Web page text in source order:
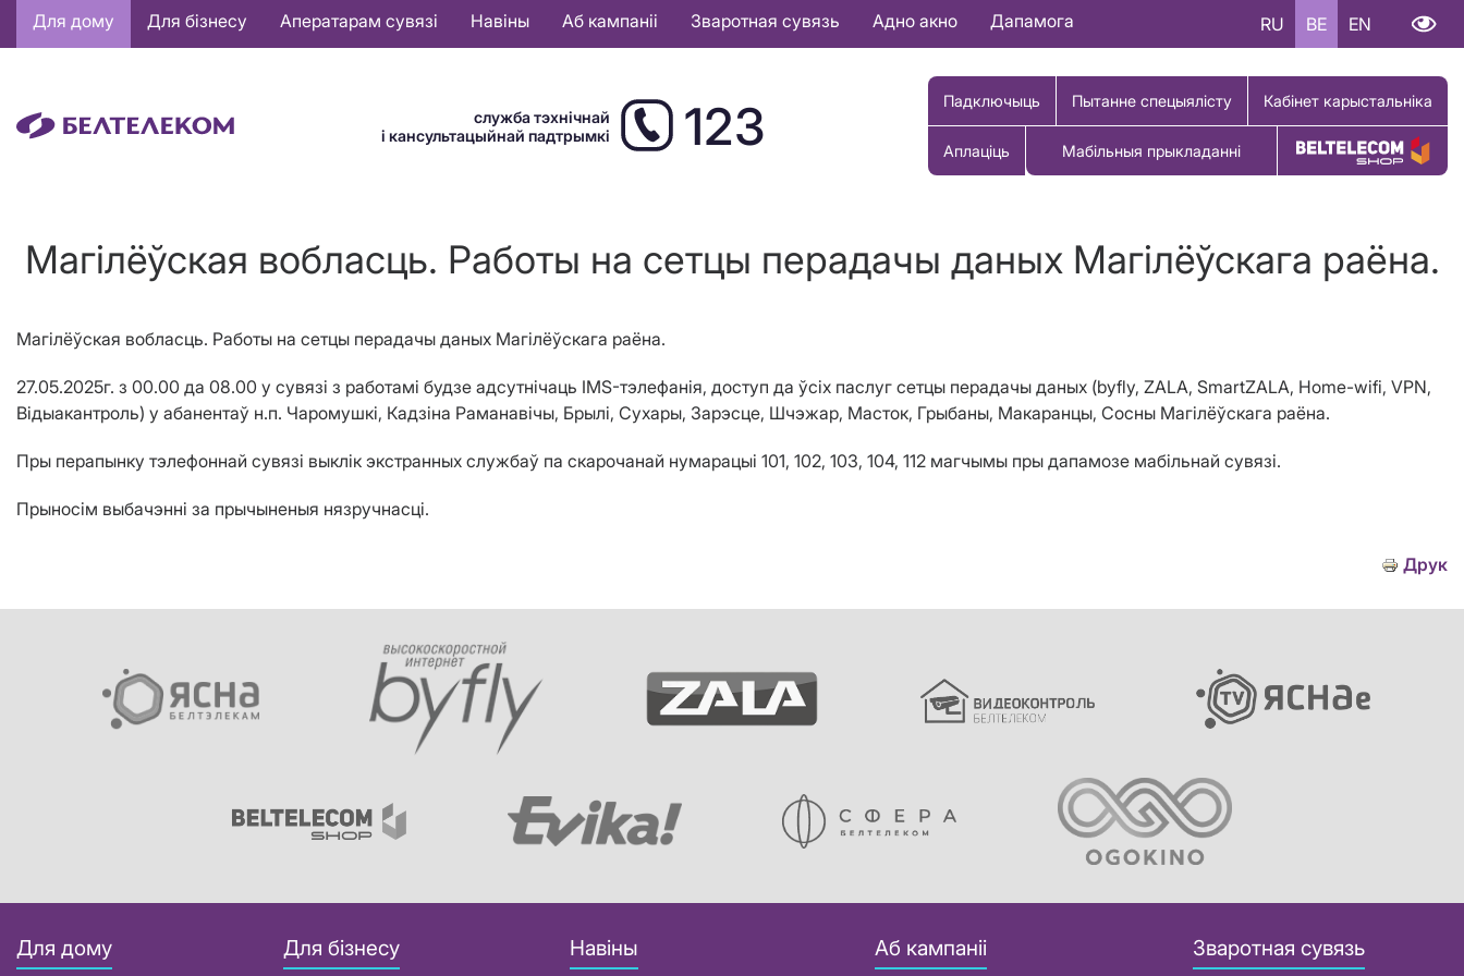
Основная
навигация
Для дому Для бізнесу Аператарам сувязі Навіны Аб кампаніі Зваротная сувязь Адно акно Дапамога RU BE EN
служба тэхнічнай
і кансультацыйнай падтрымкі
123 Падключыць Пытанне спецыялісту Кабінет карыстальніка
Аплаціць Мабільныя прыкладанні Купіць тавар
Магілёўская вобласць. Работы на сетцы перадачы даных Магілёўскага раёна.
Магілёўская вобласць. Работы на сетцы перадачы даных Магілёўскага раёна.
27.05.2025г. з 00.00 да 08.00 у сувязі з работамі будзе адсутнічаць IMS-тэлефанія, доступ да ўсіх паслуг сетцы перадачы даных (byfly, ZALA, SmartZALA, Home-wifi, VPN,
Вiдыакантроль) у абанентаў н.п. Чаромушкі, Кадзіна Раманавічы, Брылі, Сухары, Зарэсце, Шчэжар, Масток, Грыбаны, Макаранцы, Сосны Магілёўскага раёна.
Пры перапынку тэлефоннай сувязі выклік экстранных службаў па скарочанай нумарацыі 101, 102, 103, 104, 112 магчымы пры дапамозе мабільнай сувязі.
Прыносім выбачэнні за прычыненыя нязручнасці.
Друк
Для дому Для бізнесу Навіны Аб кампаніі Зваротная сувязь